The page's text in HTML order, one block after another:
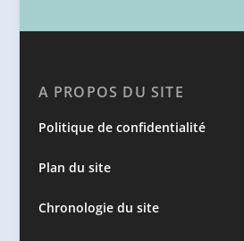
A PROPOS DU SITE
Politique de confidentialité
Plan du site
Chronologie du site